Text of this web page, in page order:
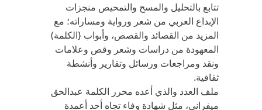
تتابع بالتحليل والمسح والتمحيص منجزات
الإبداع العربي من شعر ورواية ومساراته؛ مع
المزيد من القصائد والقصص، وأبواب {الكلمة)
المعهودة من دراسات وشعر وقص وعلامات
ونقد ومراجعات ورسائل وتقارير وأنشطة
ثقافية.
ملف العدد والذي أعده محرر الكلمة عبدالحق
ميفراني، مثل شهادة وفاء تجاه أحد أعمدة